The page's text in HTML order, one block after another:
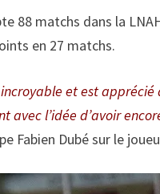
88 matchs dans la
en 27 matchs.
et est
l’idée d’avoir
Fabien Dubé sur le